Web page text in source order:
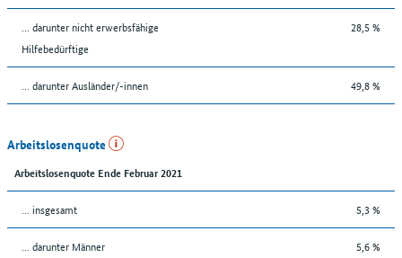
... darunter nicht erwerbsfähige
Hilfebedürftige
28,5 %
... darunter Ausländer/-innen 49,8 %
Arbeitslosenquote
Arbeitslosenquote Ende Februar 2021
... insgesamt 5,3 %
... darunter Männer 5,6 %